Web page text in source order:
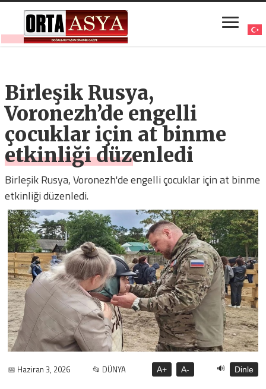
Birleşik Rusya,
Voronezh’de engelli
çocuklar için at binme
etkinliği düzenledi
Birleşik Rusya, Voronezh'de engelli çocuklar için at binme
etkinliği düzenledi.
📅 Haziran 3, 2026 📂 DÜNYA A+ A- 🔊 Dinle